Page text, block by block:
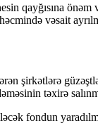
qayğısına
vəsait
şirkətlərə
təxirə
fondun